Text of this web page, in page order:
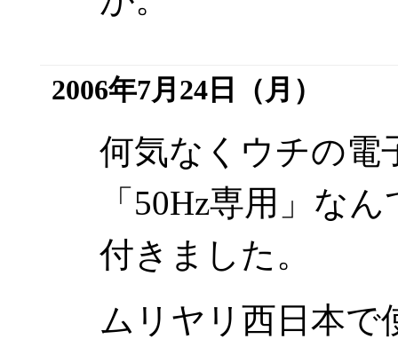
2006年7月24日（月）
何気なくウチの電
「50Hz専用」な
付きました。
ムリヤリ西日本で